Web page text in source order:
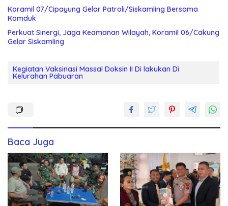
Koramil 07/Cipayung Gelar Patroli/Siskamling Bersama
Komduk
Perkuat Sinergi, Jaga Keamanan Wilayah, Koramil 06/Cakung
Gelar Siskamling
Kegiatan Vaksinasi Massal Doksin II Di lakukan Di
Kelurahan Pabuaran
Baca Juga